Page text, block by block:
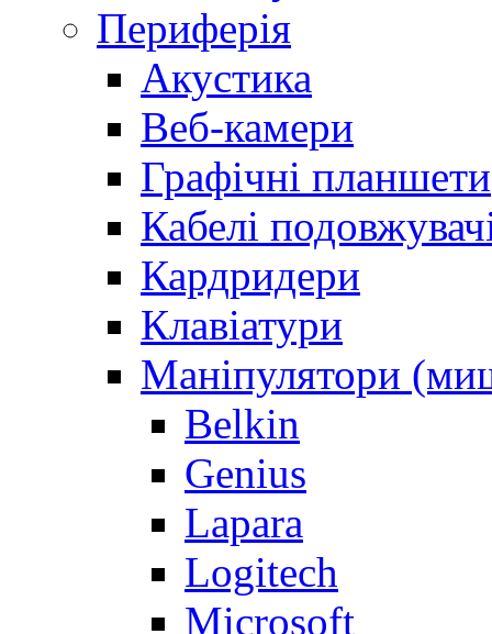
Периферія
Акустика
Веб-камери
Графічні планшети
Кабелі
Кардридери
Клавіатури
Маніпулятори
Belkin
Genius
Lapara
Logitech
Microsoft